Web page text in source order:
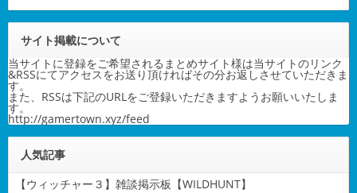
サイト掲載について
当サイトに登録をご希望されるまとめサイト様は当サイトのリンク
&RSSにてアクセスをお送り頂ければその分お返しさせていただきま
す。
また、RSSは下記のURLをご登録いただきますようお願いいたしま
す。
http://gamertown.xyz/feed
人気記事
【ウィッチャー３】雑談掲示板【WILDHUNT】